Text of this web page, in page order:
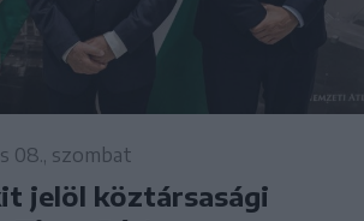
08., szombat
jelöl köztársasági